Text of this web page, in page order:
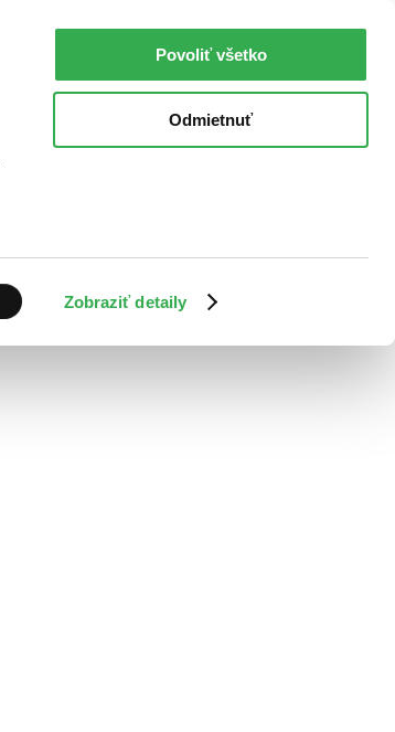
Zobraziť detaily
Povoliť všetko
Odmietnuť